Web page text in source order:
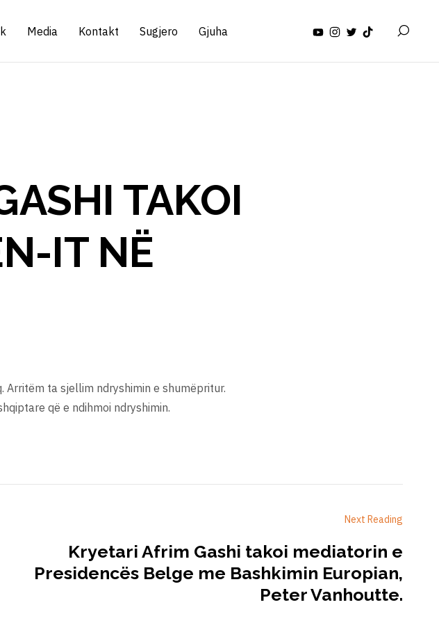
Media Kontakt Sugjero Gjuha
TAKOI
IT NË
Arritëm ta sjellim ndryshimin e shumëpritur.
që e ndihmoi ndryshimin.
Next Reading
Kryetari Afrim Gashi takoi mediatorin e
Presidencës Belge me Bashkimin Europian,
Peter Vanhoutte.